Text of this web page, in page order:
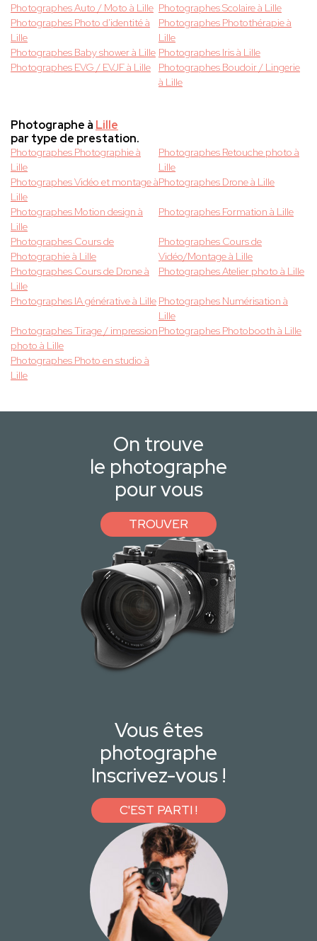
Photographes Auto / Moto à Lille Photographes Scolaire à Lille
Photographes Photo d'identité à
Lille
Photographes Photothérapie à
Lille
Photographes Baby shower à Lille Photographes Iris à Lille
Photographes EVG / EVJF à Lille
Photographes Boudoir / Lingerie
à Lille
Photographe à Lille
par type de prestation.
Photographes Photographie à
Lille
Photographes Retouche photo à
Lille
Photographes Vidéo et montage à
Lille
Photographes Drone à Lille
Photographes Motion design à
Lille
Photographes Formation à Lille
Photographes Cours de
Photographie à Lille
Photographes Cours de
Vidéo/Montage à Lille
Photographes Cours de Drone à
Lille
Photographes Atelier photo à Lille
Photographes IA générative à Lille Photographes Numérisation à
Lille
Photographes Tirage / impression
photo à Lille
Photographes Photobooth à Lille
Photographes Photo en studio à
Lille
On trouve
le photographe
pour vous
TROUVER
Vous êtes
photographe
Inscrivez-vous !
C'EST PARTI !